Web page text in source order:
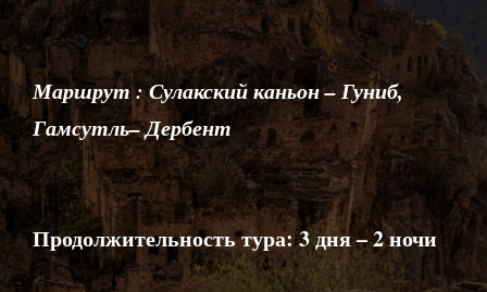
Маршрут : Сулакский каньон – Гуниб,
Гамсутль– Дербент
Продолжительность тура: 3 дня – 2 ночи